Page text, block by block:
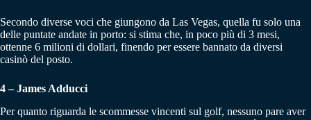
Secondo diverse voci che giungono da Las Vegas, quella fu solo una
delle puntate andate in porto: si stima che, in poco più di 3 mesi,
ottenne 6 milioni di dollari, finendo per essere bannato da diversi
casinò del posto.
4 – James Adducci
Per quanto riguarda le scommesse vincenti sul golf, nessuno pare aver